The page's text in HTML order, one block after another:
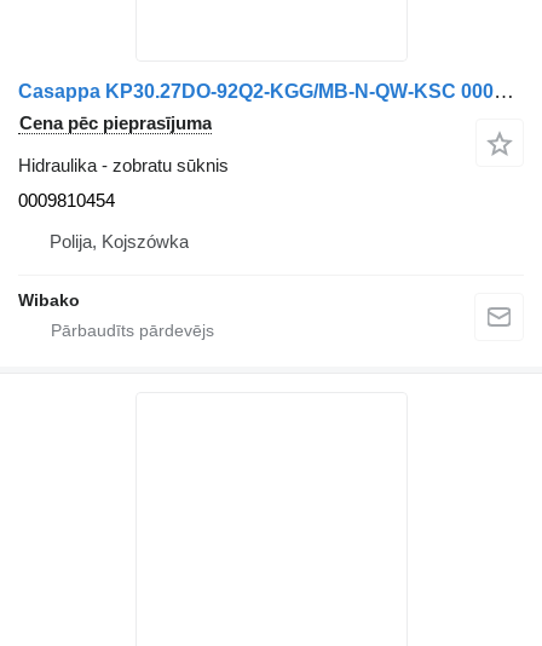
Casappa KP30.27DO-92Q2-KGG/MB-N-QW-KSC 0009810454 zobratu sūknis
Cena pēc pieprasījuma
Hidraulika - zobratu sūknis
0009810454
Polija, Kojszówka
Wibako